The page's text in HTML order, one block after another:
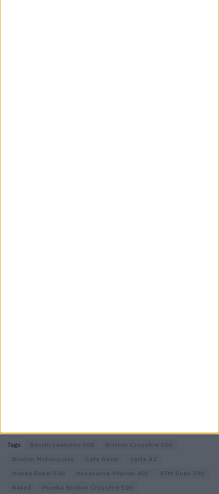
Tags: Benelli Leoncino 500
Brixton Crossfire 500
Brixton Motorcycles
Cafe Racer
carta A2
Honda Rebel 500
Husqvarna Vitpilen 401
KTM Duke 390
Naked
Prueba Brixton Crossfire 500